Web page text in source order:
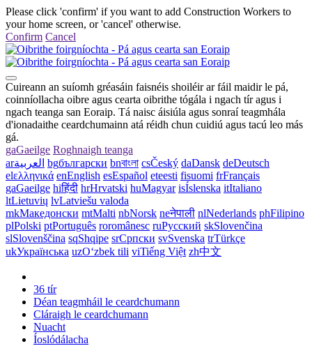
Please click 'confirm' if you want to add Construction Workers to
your home screen, or 'cancel' otherwise.
Confirm Cancel
Cuireann an suíomh gréasáin faisnéis shoiléir ar fáil maidir le pá,
coinníollacha oibre agus cearta oibrithe tógála i ngach tír agus i
ngach teanga san Eoraip. Tá naisc áisiúla agus sonraí teagmhála
d'ionadaithe ceardchumainn atá réidh chun cuidiú agus tacú leo más
gá.
gaGaeilge Roghnaigh teanga
arالعربية bgбългарски bnবাংলা csČeský daDansk deDeutsch
elελληνικά enEnglish esEspañol eteesti fisuomi frFrançais
gaGaeilge hiहिंदी hrHrvatski huMagyar isÍslenska itItaliano
ltLietuvių lvLatviešu valoda
mkМакедонски mtMalti nbNorsk neनेपाली nlNederlands phFilipino
plPolski ptPortuguês roromânesc ruРусский skSlovenčina
slSlovenščina sqShqipe srСрпски svSvenska trTürkçe
ukУкраїнська uzOʻzbek tili viTiếng Việt zh中文
36 tír
Déan teagmháil le ceardchumann
Cláraigh le ceardchumann
Nuacht
Íoslódálacha